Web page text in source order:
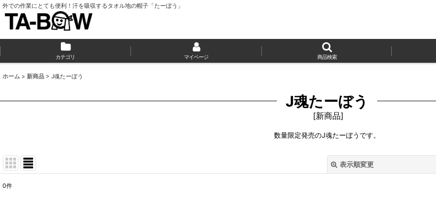
外での作業にとても便利！汗を吸収するタオル地の帽子「たーぼう」
カテゴリ マイページ 商品検索
ホーム > 新商品 > J魂たーぼう
J魂たーぼう
[新商品]
数量限定発売のJ魂たーぼうです。
表示順変更
0件